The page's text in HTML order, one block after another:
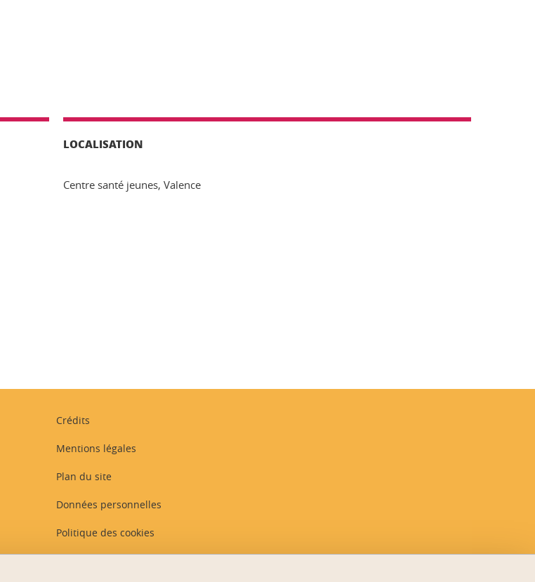
LOCALISATION
Centre santé jeunes, Valence
Crédits
Mentions légales
Plan du site
Données personnelles
Politique des cookies